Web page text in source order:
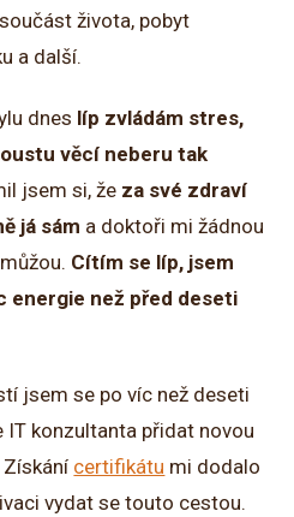
života, pobyt
a další.
dnes líp zvládám stres,
věcí neberu tak
jsem si, že za své zdraví
já sám a doktoři mi žádnou
Cítím se líp, jsem
energie než před deseti
jsem se po víc než deseti
IT konzultanta přidat novou
Získání certifikátu mi dodalo
vydat se touto cestou.